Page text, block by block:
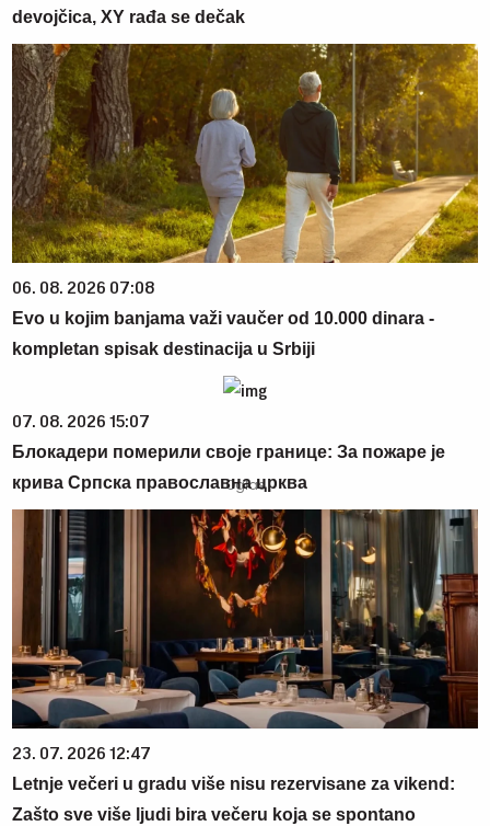
devojčica, XY rađa se dečak
06. 08. 2026 07:08
Evo u kojim banjama važi vaučer od 10.000 dinara -
kompletan spisak destinacija u Srbiji
07. 08. 2026 15:07
Блокадери померили своје границе: За пожаре је
крива Српска православна црква
23. 07. 2026 12:47
Letnje večeri u gradu više nisu rezervisane za vikend:
Zašto sve više ljudi bira večeru koja se spontano